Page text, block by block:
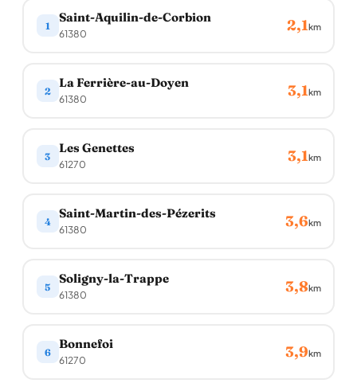
1
Saint-Aquilin-de-Corbion
61380 2,1km
2
La Ferrière-au-Doyen
61380 3,1km
3
Les Genettes
61270 3,1km
4
Saint-Martin-des-Pézerits
61380 3,6km
5
Soligny-la-Trappe
61380 3,8km
6
Bonnefoi
61270 3,9km